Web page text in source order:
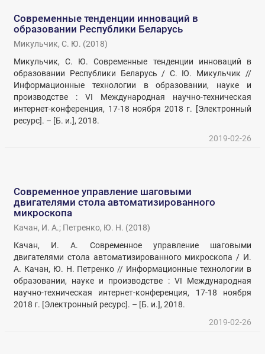
Современные тенденции инноваций в
образовании Республики Беларусь
Микульчик, С. Ю. (2018)
Микульчик, С. Ю. Современные тенденции инноваций в
образовании Республики Беларусь / С. Ю. Микульчик //
Информационные технологии в образовании, науке и
производстве : VI Международная научно-техническая
интернет-конференция, 17-18 ноября 2018 г. [Электронный
ресурс]. – [Б. и.], 2018.
2019-02-26
Современное управление шаговыми
двигателями стола автоматизированного
микроскопa
Качан, И. А.; Петренко, Ю. Н. (2018)
Качан, И. А. Современное управление шаговыми
двигателями стола автоматизированного микроскопa / И.
А. Качан, Ю. Н. Петренко // Информационные технологии в
образовании, науке и производстве : VI Международная
научно-техническая интернет-конференция, 17-18 ноября
2018 г. [Электронный ресурс]. – [Б. и.], 2018.
2019-02-26